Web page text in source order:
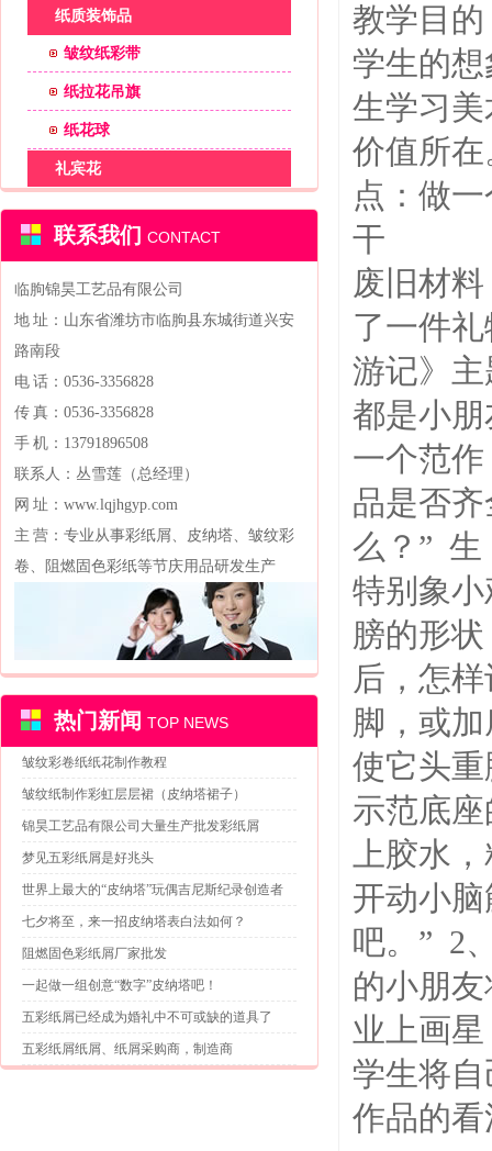
纸质装饰品
皱纹纸彩带
纸拉花吊旗
纸花球
礼宾花
联系我们 CONTACT
临朐锦昊工艺品有限公司
地 址：山东省潍坊市临朐县东城街道兴安
路南段
电 话：0536-3356828
传 真：0536-3356828
手 机：13791896508
联系人：丛雪莲（总经理）
网 址：www.lqjhgyp.com
主 营：专业从事彩纸屑、皮纳塔、皱纹彩
卷、阻燃固色彩纸等节庆用品研发生产
热门新闻 TOP NEWS
皱纹彩卷纸纸花制作教程
皱纹纸制作彩虹层层裙（皮纳塔裙子）
锦昊工艺品有限公司大量生产批发彩纸屑
梦见五彩纸屑是好兆头
世界上最大的“皮纳塔”玩偶吉尼斯纪录创造者
七夕将至，来一招皮纳塔表白法如何？
阻燃固色彩纸屑厂家批发
一起做一组创意“数字”皮纳塔吧！
五彩纸屑已经成为婚礼中不可或缺的道具了
五彩纸屑纸屑、纸屑采购商，制造商
教学目
学生的
生学习
价值所
点：做
干 （
废旧材
了一件
游记》
都是小
一个范
品是否
么？”
特别象
膀的形
后，怎
脚，或
使它头
示范底
上胶水
开动小
吧。” 2
的小朋
业上画
学生将
作品的